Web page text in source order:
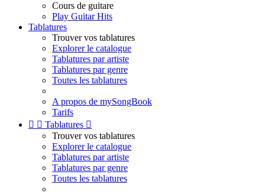
Cours de guitare
Play Guitar Hits
Tablatures
Trouver vos tablatures
Explorer le catalogue
Tablatures par artiste
Tablatures par genre
Toutes les tablatures
A propos de mySongBook
Tarifs
  Tablatures 
Trouver vos tablatures
Explorer le catalogue
Tablatures par artiste
Tablatures par genre
Toutes les tablatures